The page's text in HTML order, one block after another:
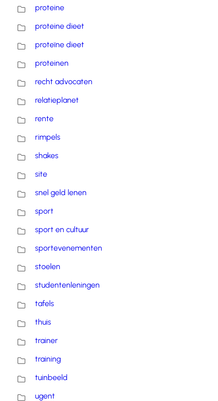
proteine
proteine dieet
proteïne dieet
proteinen
recht advocaten
relatieplanet
rente
rimpels
shakes
site
snel geld lenen
sport
sport en cultuur
sportevenementen
stoelen
studentenleningen
tafels
thuis
trainer
training
tuinbeeld
ugent